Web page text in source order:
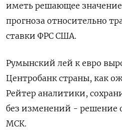
иметь решающее
прогноза относительно
ставки ФРС США.
Румынский лей к евро
Центробанк страны, как
Рейтер аналитики,
без изменений - решение
МСК.